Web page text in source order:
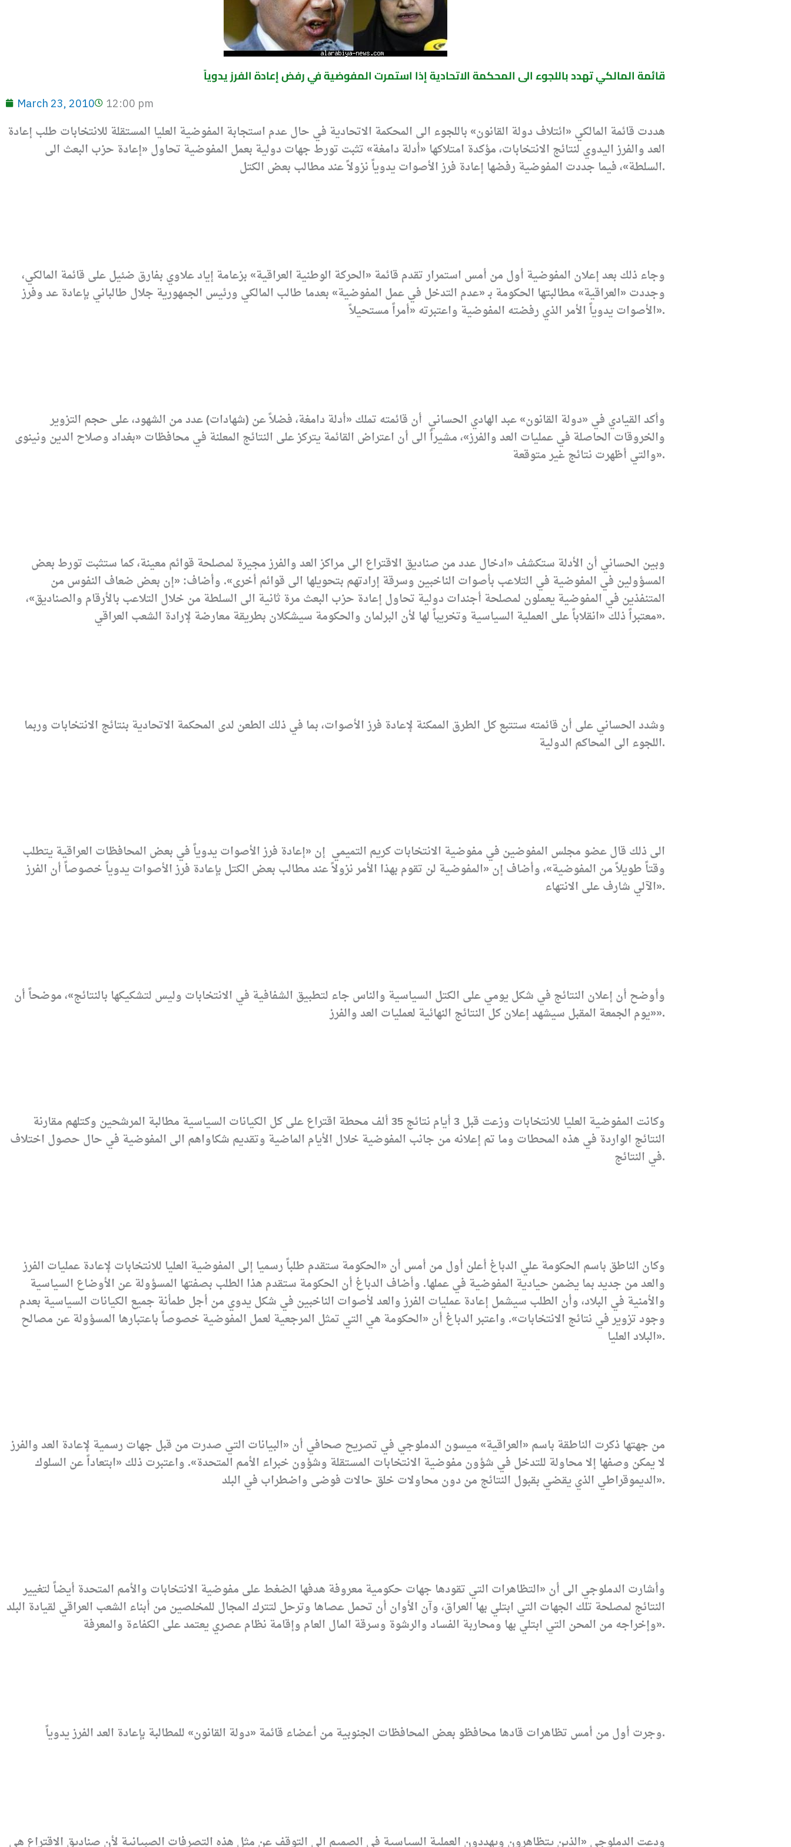
قائمة المالكي تهدد باللجوء الى المحكمة الاتحادية إذا استمرت المفوضية في رفض إعادة الفرز يدوياً
March 23, 2010 12:00 pm
هددت قائمة المالكي «ائتلاف دولة القانون» باللجوء الى المحكمة الاتحادية في حال عدم استجابة المفوضية العليا المستقلة للانتخابات طلب إعادة
العد والفرز اليدوي لنتائج الانتخابات، مؤكدة امتلاكها «أدلة دامغة» تثبت تورط جهات دولية بعمل المفوضية تحاول «إعادة حزب البعث الى
السلطة»، فيما جددت المفوضية رفضها إعادة فرز الأصوات يدوياً نزولاً عند مطالب بعض الكتل.
وجاء ذلك بعد إعلان المفوضية أول من أمس استمرار تقدم قائمة «الحركة الوطنية العراقية» بزعامة إياد علاوي بفارق ضئيل على قائمة المالكي،
وجددت «العراقية» مطالبتها الحكومة بـ «عدم التدخل في عمل المفوضية» بعدما طالب المالكي ورئيس الجمهورية جلال طالباني بإعادة عد وفرز
الأصوات يدوياً الأمر الذي رفضته المفوضية واعتبرته «أمراً مستحيلاً».
وأكد القيادي في «دولة القانون» عبد الهادي الحساني أن قائمته تملك «أدلة دامغة، فضلاً عن (شهادات) عدد من الشهود، على حجم التزوير
والخروقات الحاصلة في عمليات العد والفرز»، مشيراً الى أن اعتراض القائمة يتركز على النتائج المعلنة في محافظات «بغداد وصلاح الدين ونينوى
والتي أظهرت نتائج غير متوقعة».
وبين الحساني أن الأدلة ستكشف «ادخال عدد من صناديق الاقتراع الى مراكز العد والفرز مجيرة لمصلحة قوائم معينة، كما ستثبت تورط بعض
المسؤولين في المفوضية في التلاعب بأصوات الناخبين وسرقة إرادتهم بتحويلها الى قوائم أخرى». وأضاف: «إن بعض ضعاف النفوس من
المتنفذين في المفوضية يعملون لمصلحة أجندات دولية تحاول إعادة حزب البعث مرة ثانية الى السلطة من خلال التلاعب بالأرقام والصناديق»،
معتبراً ذلك «انقلاباً على العملية السياسية وتخريباً لها لأن البرلمان والحكومة سيشكلان بطريقة معارضة لإرادة الشعب العراقي».
وشدد الحساني على أن قائمته ستتبع كل الطرق الممكنة لإعادة فرز الأصوات، بما في ذلك الطعن لدى المحكمة الاتحادية بنتائج الانتخابات وربما
اللجوء الى المحاكم الدولية.
الى ذلك قال عضو مجلس المفوضين في مفوضية الانتخابات كريم التميمي إن «إعادة فرز الأصوات يدوياً في بعض المحافظات العراقية يتطلب
وقتاً طويلاً من المفوضية»، وأضاف إن «المفوضية لن تقوم بهذا الأمر نزولاً عند مطالب بعض الكتل بإعادة فرز الأصوات يدوياً خصوصاً أن الفرز
الآلي شارف على الانتهاء».
وأوضح أن إعلان النتائج في شكل يومي على الكتل السياسية والناس جاء لتطبيق الشفافية في الانتخابات وليس لتشكيكها بالنتائج»، موضحاً أن
«يوم الجمعة المقبل سيشهد إعلان كل النتائج النهائية لعمليات العد والفرز».
وكانت المفوضية العليا للانتخابات وزعت قبل 3 أيام نتائج 35 ألف محطة اقتراع على كل الكيانات السياسية مطالبة المرشحين وكتلهم مقارنة
النتائج الواردة في هذه المحطات وما تم إعلانه من جانب المفوضية خلال الأيام الماضية وتقديم شكاواهم الى المفوضية في حال حصول اختلاف
في النتائج.
وكان الناطق باسم الحكومة علي الدباغ أعلن أول من أمس أن «الحكومة ستقدم طلباً رسميا إلى المفوضية العليا للانتخابات لإعادة عمليات الفرز
والعد من جديد بما يضمن حيادية المفوضية في عملها. وأضاف الدباغ أن الحكومة ستقدم هذا الطلب بصفتها المسؤولة عن الأوضاع السياسية
والأمنية في البلاد، وأن الطلب سيشمل إعادة عمليات الفرز والعد لأصوات الناخبين في شكل يدوي من أجل طمأنة جميع الكيانات السياسية بعدم
وجود تزوير في نتائج الانتخابات». واعتبر الدباغ أن «الحكومة هي التي تمثل المرجعية لعمل المفوضية خصوصاً باعتبارها المسؤولة عن مصالح
البلاد العليا».
من جهتها ذكرت الناطقة باسم «العراقية» ميسون الدملوجي في تصريح صحافي أن «البيانات التي صدرت من قبل جهات رسمية لإعادة العد والفرز
لا يمكن وصفها إلا محاولة للتدخل في شؤون مفوضية الانتخابات المستقلة وشؤون خبراء الأمم المتحدة». واعتبرت ذلك «ابتعاداً عن السلوك
الديموقراطي الذي يقضي بقبول النتائج من دون محاولات خلق حالات فوضى واضطراب في البلد».
وأشارت الدملوجي الى أن «التظاهرات التي تقودها جهات حكومية معروفة هدفها الضغط على مفوضية الانتخابات والأمم المتحدة أيضاً لتغيير
النتائج لمصلحة تلك الجهات التي ابتلي بها العراق، وآن الأوان أن تحمل عصاها وترحل لتترك المجال للمخلصين من أبناء الشعب العراقي لقيادة البلد
وإخراجه من المحن التي ابتلي بها ومحاربة الفساد والرشوة وسرقة المال العام وإقامة نظام عصري يعتمد على الكفاءة والمعرفة».
وجرت أول من أمس تظاهرات قادها محافظو بعض المحافظات الجنوبية من أعضاء قائمة «دولة القانون» للمطالبة بإعادة العد الفرز يدوياً.
ودعت الدملوجي «الذين يتظاهرون ويهددون العملية السياسية في الصميم الى التوقف عن مثل هذه التصرفات الصبيانية لأن صناديق الاقتراع هي